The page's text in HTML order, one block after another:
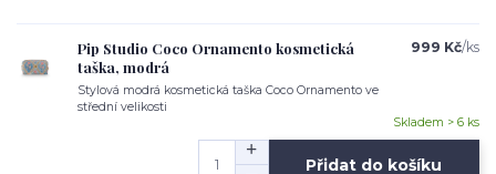
Pip Studio Coco Ornamento kosmetická
taška, modrá
Stylová modrá kosmetická taška Coco Ornamento ve
střední velikosti
999 Kč/ks
Skladem > 6 ks
Přidat do košíku